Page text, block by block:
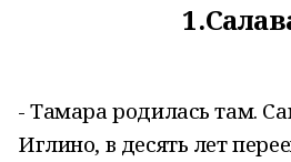
- Тамара родилась там.
Иглино, в десять лет